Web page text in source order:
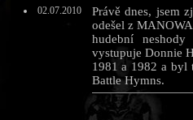
02.07.2010
Právě dnes, jsem
odešel z
hudební
vystupuje Donnie
1981 a 1982 a byl
Battle Hymns.